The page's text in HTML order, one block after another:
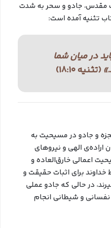
مقدس، جادو و سحر به شدت
تثنیه آمده است:
در میان شما
(تثنیه ۱۸:۱۰)
و جادو در مسیحیت به
الهی و نیروهای
اعمالی خارق‌العاده و
برای اثبات حقیقت و
در حالی که جادو عملی
و شیطانی انجام